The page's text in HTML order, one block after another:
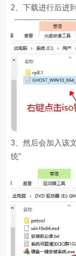
2、下载进行后进
3、然后会加入该
统”